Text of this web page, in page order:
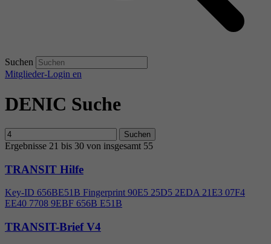
Suchen
Mitglieder-Login en
DENIC Suche
Suchen
Ergebnisse 21 bis 30 von insgesamt 55
TRANSIT Hilfe
Key-ID 656BE51B Fingerprint 90E5 25D5 2EDA 21E3 07F4
EE40 7708 9EBF 656B E51B
TRANSIT-Brief V4